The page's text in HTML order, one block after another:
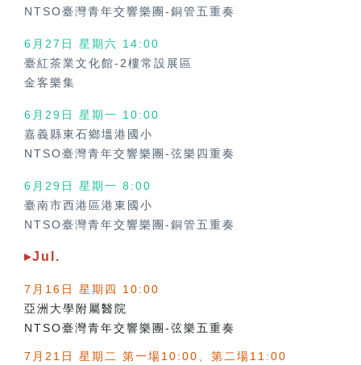
NTSO臺灣青年交響樂團-銅管五重奏
6月27日 星期六 14:00
臺紅茶業文化館-2樓常設展區
金客樂集
6月29日 星期一 10:00
嘉義縣東石鄉塭港國小
NTSO臺灣青年交響樂團-弦樂四重奏
6月29日 星期一 8:00
臺南市西港區港東國小
NTSO臺灣青年交響樂團-銅管五重奏
▸Jul.
7月16日 星期四 10:00
亞洲大學附屬醫院
NTSO臺灣青年交響樂團-弦樂五重奏
7月21日 星期二 第一場10:00、第二場11:00